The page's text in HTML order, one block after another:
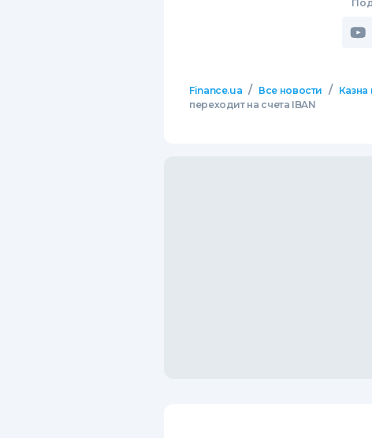
Finance.ua / Все новости / Казна
переходит на счета IBAN